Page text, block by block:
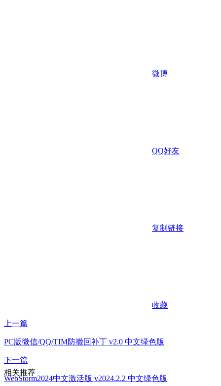
微博
QQ好友
复制链接
收藏
上一篇
PC版微信/QQ/TIM防撤回补丁 v2.0 中文绿色版
下一篇
WebStorm2024中文激活版 v2024.2.2 中文绿色版
相关推荐